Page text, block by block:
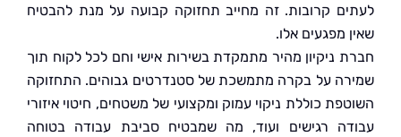
קרובות. זה מחייב תחזוקה קבועה על מנת להבטיח
מפגעים אלו.
ניקיון מהיר מתמקדת בשירות אישי וחם לכל לקוח תוך
על בקרה מתמשכת של סטנדרטים גבוהים. התחזוקה
כוללת ניקוי עמוק ומקצועי של משטחים, חיטוי איזורי
רגישים ועוד, מה שמבטיח סביבת עבודה בטוחה